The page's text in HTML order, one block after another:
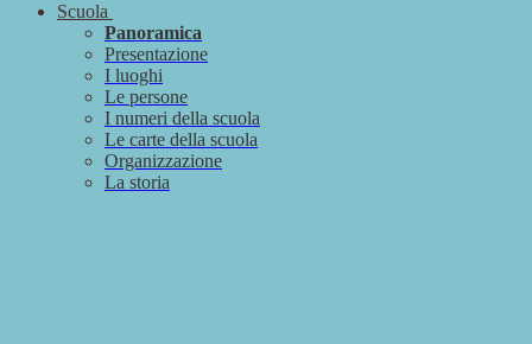
Scuola
Panoramica
Presentazione
I luoghi
Le persone
I numeri della scuola
Le carte della scuola
Organizzazione
La storia